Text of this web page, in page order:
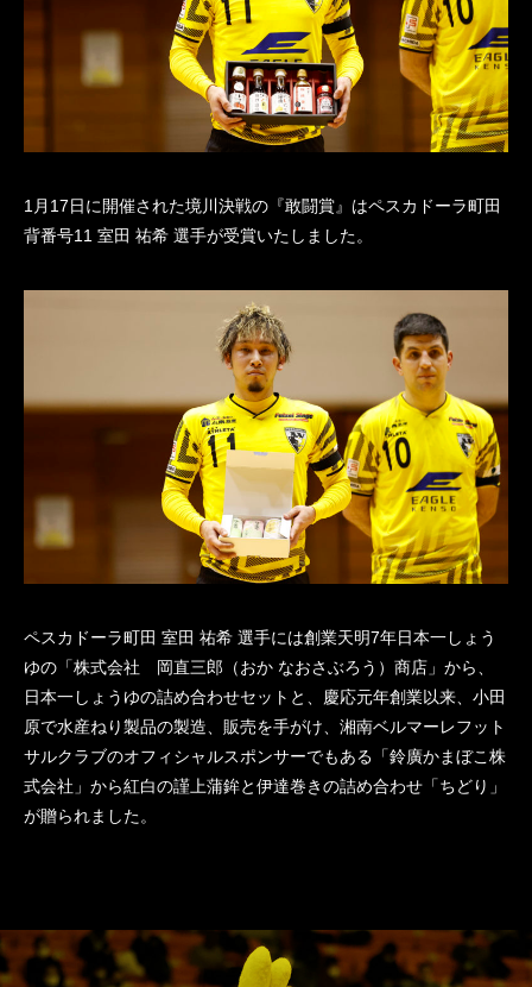
1月17日に開催された境川決戦の『敢闘賞』はペスカドーラ町田
背番号11 室田 祐希 選手が受賞いたしました。
ペスカドーラ町田 室田 祐希 選手には創業天明7年日本一しょう
ゆの「株式会社 岡直三郎（おか なおさぶろう）商店」から、
日本一しょうゆの詰め合わせセットと、慶応元年創業以来、小田
原で水産ねり製品の製造、販売を手がけ、湘南ベルマーレフット
サルクラブのオフィシャルスポンサーでもある「鈴廣かまぼこ株
式会社」から紅白の謹上蒲鉾と伊達巻きの詰め合わせ「ちどり」
が贈られました。